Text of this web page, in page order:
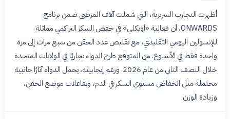
أظهرت التجارب السريرية، التي شملت آلاف المرضى ضمن برنامج
ONWARDS، أن فعالية «أويكلي» في خفض السكر التراكمي مماثلة
للإنسولين اليومي التقليدي، مع تقليص عدد الحقن من سبع مرات إلى مرة
واحدة فقط في الأسبوع. من المتوقع طرح الدواء تجاريًا في الولايات المتحدة
خلال النصف الثاني من عام 2026. ورغم إيجابيته، يحمل الدواء آثارًا جانبية
محتملة مثل انخفاض مستوى السكر في الدم، وتفاعلات موضع الحقن،
وزيادة الوزن.